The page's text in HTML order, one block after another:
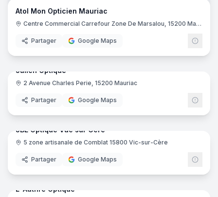
Atol
Atol Mon Opticien Mauriac
Centre Commercial Carrefour Zone De Marsalou, 15200 Mauriac
Partager Google Maps
Opticien
Julien Optique
2 Avenue Charles Perie, 15200 Mauriac
Partager Google Maps
Opticien
JBL Optique Vue sur Cere
5 zone artisanale de Comblat 15800 Vic-sur-Cère
Partager Google Maps
L' Authre Optique